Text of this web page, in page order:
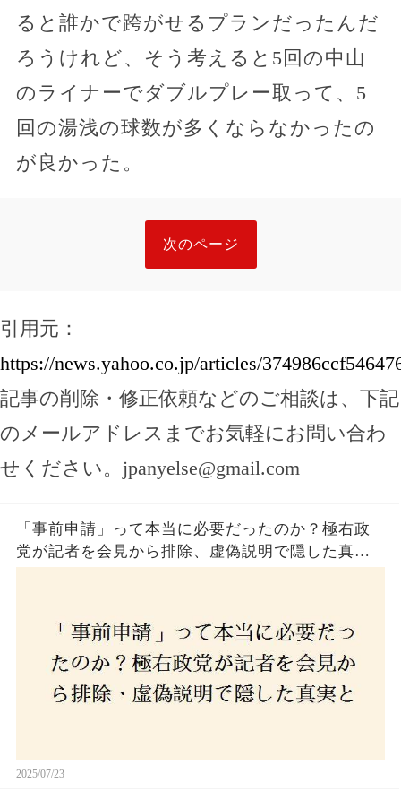
ると誰かで跨がせるプランだったんだ
ろうけれど、そう考えると5回の中山
のライナーでダブルプレー取って、5
回の湯浅の球数が多くならなかったの
が良かった。
次のページ
引用元：
https://news.yahoo.co.jp/articles/
記事の削除・修正依頼などのご相談は、下記
のメールアドレスまでお気軽にお問い合わ
せください。 jpanyelse@gmail.com
「事前申請」って本当に必要だったのか？極右政
党が記者を会見から排除、虚偽説明で隠した真実
2025/07/23